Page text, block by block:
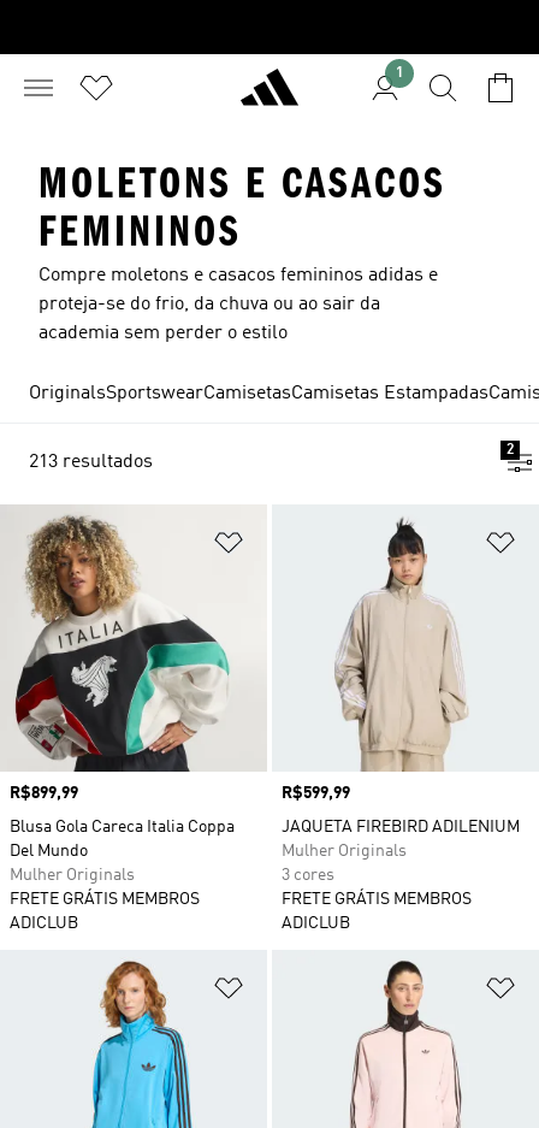
1
MOLETONS E CASACOS
FEMININOS
Compre moletons e casacos femininos adidas e
proteja-se do frio, da chuva ou ao sair da
academia sem perder o estilo
OriginalsSportswearCamisetasCamisetas Estampadas
213 resultados
2
Adicionar à Lista de Desejos
Preço
R$899,99
Blusa Gola Careca Italia Coppa
Del Mundo
Mulher Originals
FRETE GRÁTIS MEMBROS
ADICLUB
Preço
R$599,99
JAQUETA FIREBIRD ADILENIUM
Mulher Originals
3 cores
FRETE GRÁTIS MEMBROS
ADICLUB
Adicionar à Lista de Desejos